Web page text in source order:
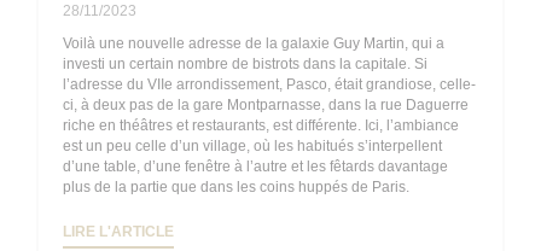
28/11/2023
Voilà une nouvelle adresse de la galaxie Guy Martin, qui a
investi un certain nombre de bistrots dans la capitale. Si
l’adresse du VIIe arrondissement, Pasco, était grandiose, celle-
ci, à deux pas de la gare Montparnasse, dans la rue Daguerre
riche en théâtres et restaurants, est différente. Ici, l’ambiance
est un peu celle d’un village, où les habitués s’interpellent
d’une table, d’une fenêtre à l’autre et les fêtards davantage
plus de la partie que dans les coins huppés de Paris.
LIRE L'ARTICLE